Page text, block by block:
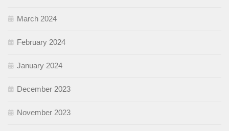
March 2024
February 2024
January 2024
December 2023
November 2023